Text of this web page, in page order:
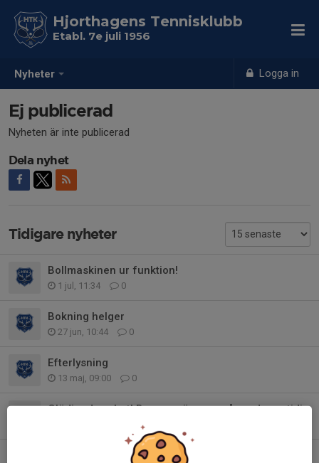
Nyheter Logga in
Hjorthagens Tennisklubb
Etabl. 7e juli 1956
Ej publicerad
Nyheten är inte publicerad
Dela nyhet
Tidigare nyheter
Bollmaskinen ur funktion!
1 jul, 11:34 0
Bokning helger
27 jun, 10:44 0
Efterlysning
13 maj, 09:00 0
Glädjande nyhet! Banorna öppnar några dagar tidigare än planerat.
VIKTIG INFO VÅRPREP 19 april